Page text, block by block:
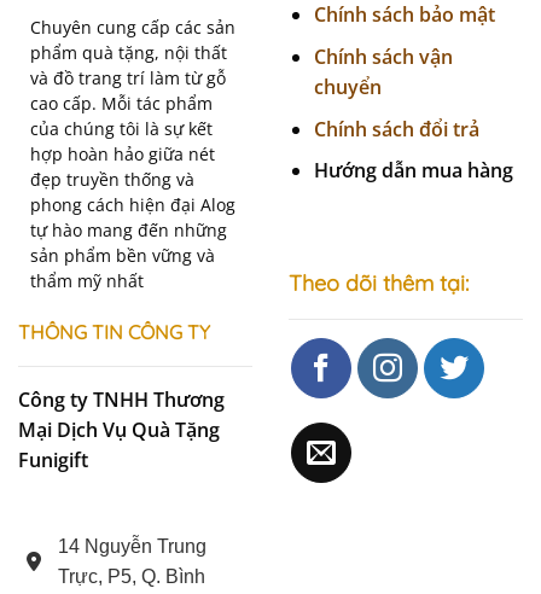
Chuyên cung cấp các sản
phẩm quà tặng, nội thất
và đồ trang trí làm từ gỗ
cao cấp. Mỗi tác phẩm
của chúng tôi là sự kết
hợp hoàn hảo giữa nét
đẹp truyền thống và
phong cách hiện đại Alog
tự hào mang đến những
sản phẩm bền vững và
thẩm mỹ nhất
THÔNG TIN CÔNG TY
Công ty TNHH Thương
Mại Dịch Vụ Quà Tặng
Funigift
14 Nguyễn Trung
Trực, P5, Q. Bình
Chính sách bảo mật
Chính sách vận
chuyển
Chính sách đổi trả
Hướng dẫn mua hàng
Theo dõi thêm tại: